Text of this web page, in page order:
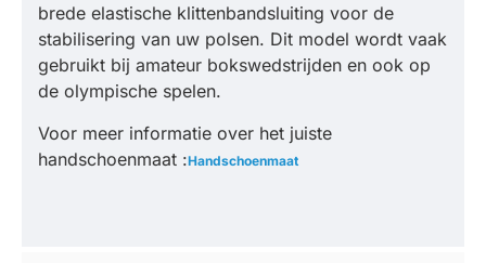
brede elastische klittenbandsluiting voor de
stabilisering van uw polsen. Dit model wordt vaak
gebruikt bij amateur bokswedstrijden en ook op
de olympische spelen.
Voor meer informatie over het juiste
handschoenmaat :Handschoenmaat